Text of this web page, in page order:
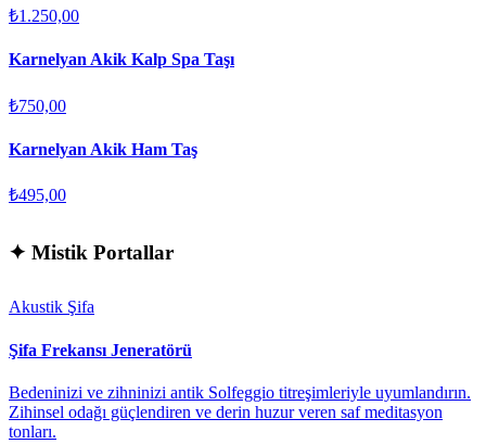
₺1.250,00
Karnelyan Akik Kalp Spa Taşı
₺750,00
Karnelyan Akik Ham Taş
₺495,00
✦ Mistik Portallar
Akustik Şifa
Şifa Frekansı Jeneratörü
Bedeninizi ve zihninizi antik Solfeggio titreşimleriyle uyumlandırın.
Zihinsel odağı güçlendiren ve derin huzur veren saf meditasyon
tonları.